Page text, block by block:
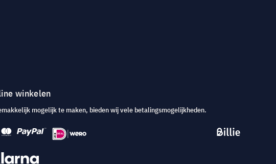
winkelen
mogelijk te maken, bieden wij vele betalingsmogelijkheden.